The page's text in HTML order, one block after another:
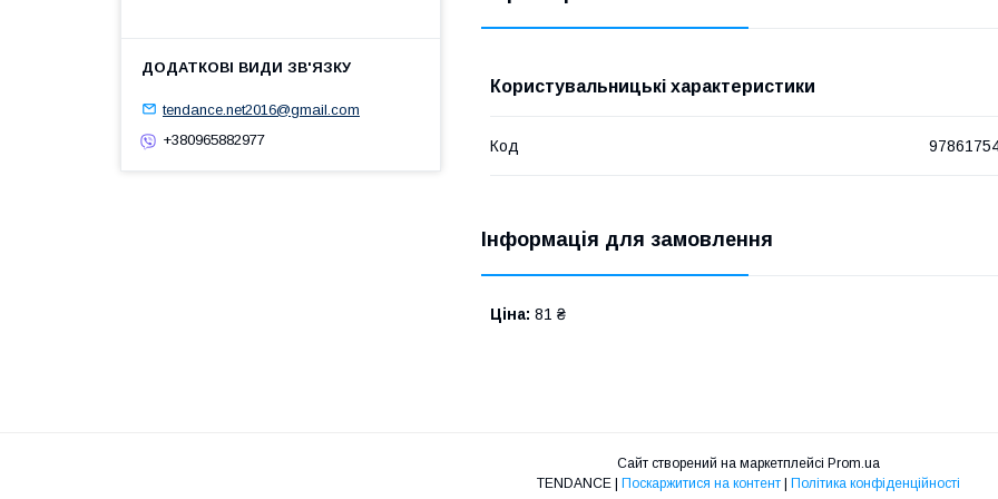
Користувальницькі характеристики
Код
Інформація для замовлення
Ціна: 81 ₴
tendance.net2016@gmail.com
+380965882977
Сайт створений на маркетплейсі Prom.ua
TENDANCE | Поскаржитися на контент | Політика конфіденційності